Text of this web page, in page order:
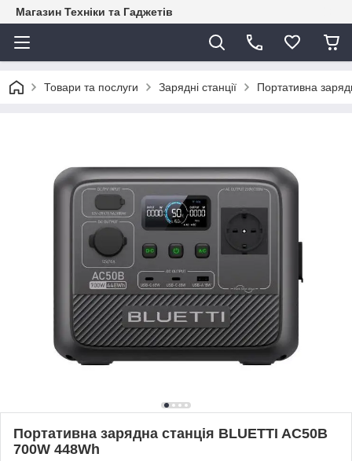
Магазин Техніки та Гаджетів
Товари та послуги Зарядні станції Портативна
Портативна зарядна станція BLUETTI AC50B
700W 448Wh